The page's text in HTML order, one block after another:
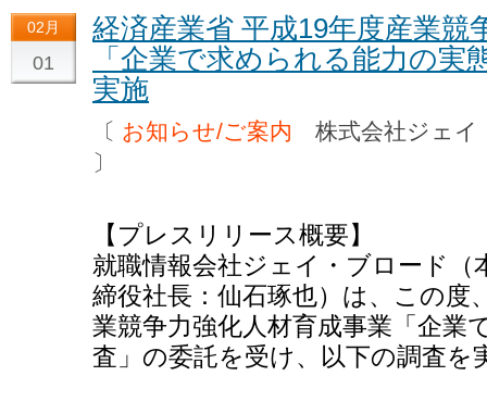
02月
01
経済産業省 平成19年度産業競
「企業で求められる能力の実
実施
〔 お知らせ/ご案内 株式会社ジェ
〕
【プレスリリース概要】
就職情報会社ジェイ・ブロード（
締役社長：仙石琢也）は、この度
業競争力強化人材育成事業「企業
査」の委託を受け、以下の調査を